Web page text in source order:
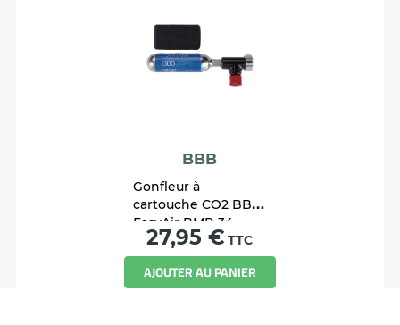
BBB
Gonfleur à
cartouche CO2 BBB
EasyAir BMP-34
Prix
27,95 € TTC
AJOUTER AU PANIER